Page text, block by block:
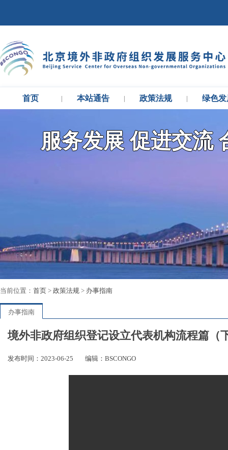
首页 | 本站通告 | 政策法规 | 绿色发
服务发展 促进交流
当前位置： 首页 > 政策法规 > 办事指南
办事指南
境外非政府组织登记设立代表机构流程篇（
发布时间：2023-06-25 编辑：BSCONGO